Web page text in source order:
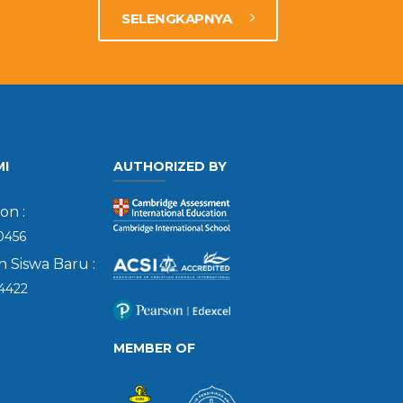
SELENGKAPNYA
:
Siswa Baru :
AUTHORIZED BY
MEMBER OF